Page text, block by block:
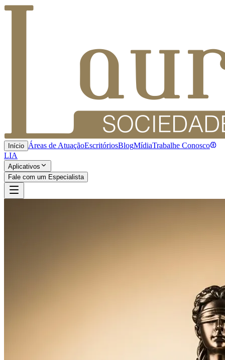
Início Áreas de AtuaçãoEscritóriosBlogMídiaTrabalhe Conosco
LIA
Aplicativos
Fale com um Especialista